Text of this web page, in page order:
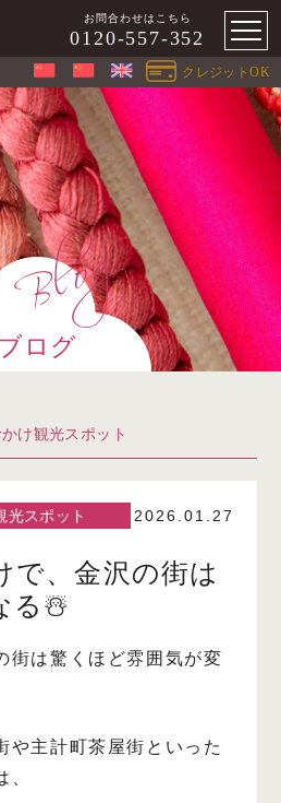
お問合わせはこちら
0120-557-352
クレジットOK
ブログ
け観光スポット
光スポット 2026.01.27
で、金沢の街は
る☃️
街は驚くほど雰囲気が変
や主計町茶屋街といった
、